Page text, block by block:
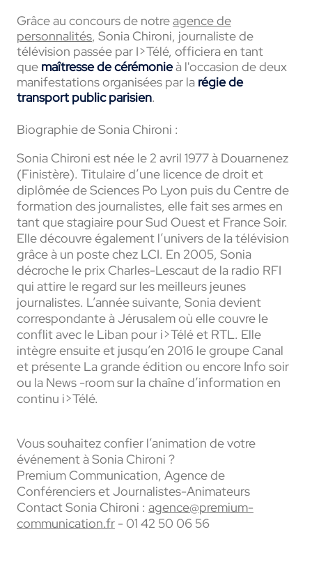
Grâce au concours de notreagence de
personnalités, Sonia Chironi, journaliste de
télévision passée par I>Télé, officiera en tant
que maîtresse de cérémonieà l'occasion de deux
manifestations organisées par la régie de
transport public parisien.
Biographie de Sonia Chironi :
Sonia Chironi est née le 2 avril 1977 à Douarnenez
(Finistère). Titulaire d’une licence de droit et
diplômée de Sciences Po Lyon puis du Centre de
formation des journalistes, elle fait ses armes en
tant que stagiaire pour Sud Ouest et France Soir.
Elle découvre également l’univers de la télévision
grâce à un poste chez LCI. En 2005, Sonia
décroche le prix Charles-Lescaut de la radio RFI
qui attire le regard sur les meilleurs jeunes
journalistes. L’année suivante, Sonia devient
correspondante à Jérusalem où elle couvre le
conflit avec le Liban pour i>Télé et RTL. Elle
intègre ensuite et jusqu’en 2016 le groupe Canal
et présente La grande édition ou encore Info soir
ou la News -room sur la chaîne d’information en
continu i>Télé.
Vous souhaitez confier l’animation de votre
événement à Sonia Chironi ?
Premium Communication, Agence de
Conférenciers et Journalistes-Animateurs
Contact Sonia Chironi : agence@premium-
communication.fr - 01 42 50 06 56